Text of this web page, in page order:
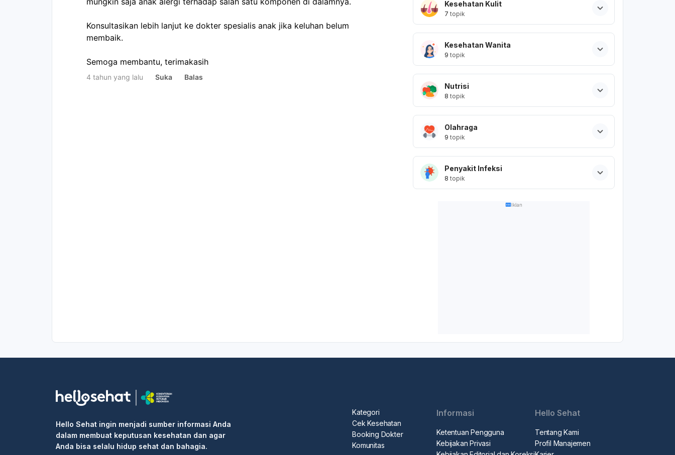
Konsultasikan lebih lanjut ke dokter spesialis anak jika keluhan belum
membaik.
Semoga membantu, terimakasih
4 tahun yang lalu Suka Balas
Kesehatan Kulit
7 topik
Kesehatan Wanita
9 topik
Nutrisi
8 topik
Olahraga
9 topik
Penyakit Infeksi
8 topik
Iklan
Hello Sehat ingin menjadi sumber informasi Anda
dalam membuat keputusan kesehatan dan agar
Anda bisa selalu hidup sehat dan bahagia.
Kategori
Cek Kesehatan
Booking Dokter
Komunitas
Informasi
Ketentuan Pengguna
Kebijakan Privasi
Hello Sehat
Tentang Kami
Profil Manajemen